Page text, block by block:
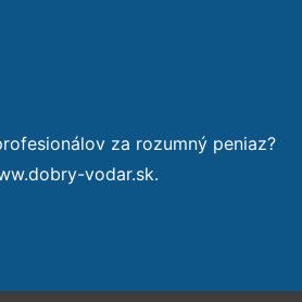
za rozumný peniaz?
vodar.sk.